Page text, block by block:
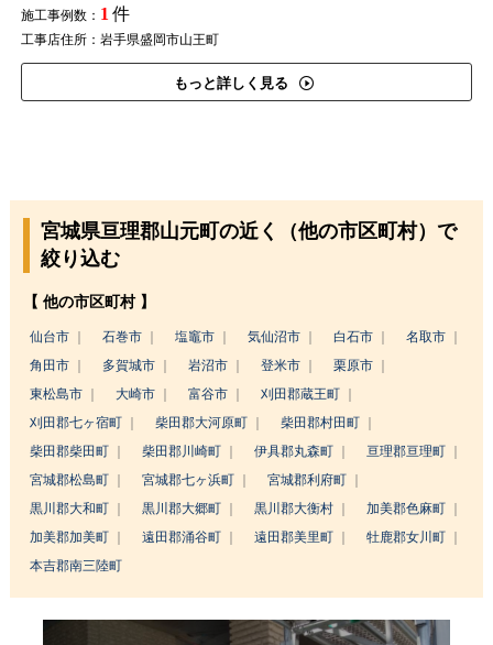
施工事例数： 1 件
工事店住所：岩手県盛岡市山王町
もっと詳しく見る
宮城県亘理郡山元町の近く（他の市区町村）で
絞り込む
【 他の市区町村 】
仙台市 石巻市 塩竈市 気仙沼市 白石市
名取市
角田市
多賀城市 岩沼市 登米市
栗原市
東松島市
大崎市 富谷市
刈田郡蔵王町
刈田郡七ヶ宿町
柴田郡大河原町
柴田郡村田町
柴田郡柴田町
柴田郡川崎町 伊具郡丸森町
亘理郡亘理町
宮城郡松島町
宮城郡七ヶ浜町
宮城郡利府町
黒川郡大和町
黒川郡大郷町 黒川郡大衡村
加美郡色麻町
加美郡加美町
遠田郡涌谷町 遠田郡美里町
牡鹿郡女川町
本吉郡南三陸町